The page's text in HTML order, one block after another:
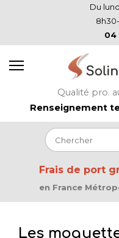
Du
8h30-
04
Qualité pro.
Renseignement
Frais de port
en France
Les